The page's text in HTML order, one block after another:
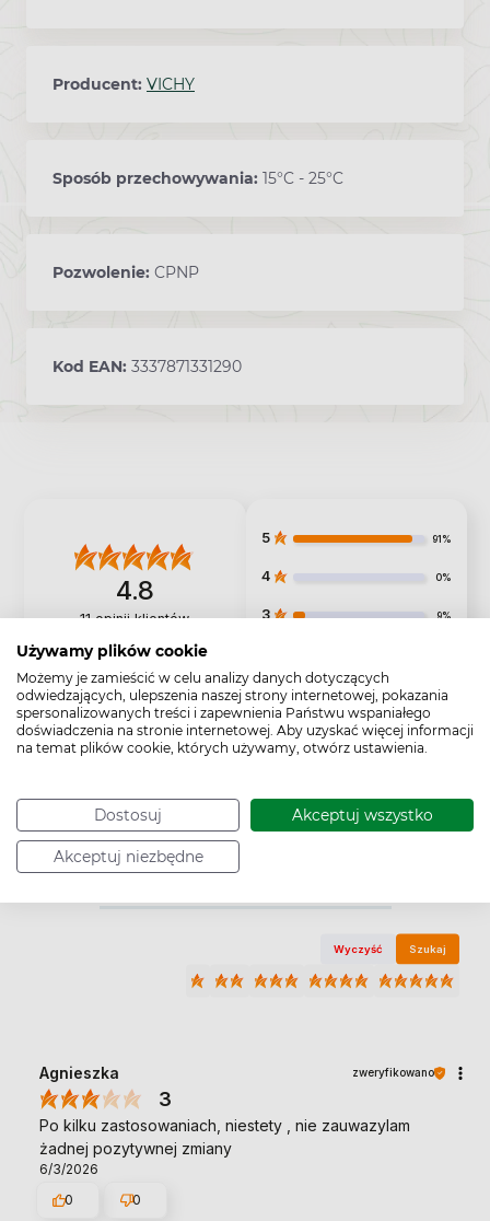
Używamy plików cookie
Możemy je zamieścić w celu analizy danych dotyczących
odwiedzających, ulepszenia naszej strony internetowej, pokazania
spersonalizowanych treści i zapewnienia Państwu wspaniałego
doświadczenia na stronie internetowej. Aby uzyskać więcej informacji
na temat plików cookie, których używamy, otwórz ustawienia.
Dostosuj Akceptuj wszystko
Akceptuj niezbędne
Producent: VICHY
Sposób przechowywania: 15°C - 25°C
Pozwolenie: CPNP
Kod EAN: 3337871331290
4.8
11opinii klientów
zebranych i zweryfikowanych przez
5 91%
4 0%
3 9%
1 0%
Jak zbieramy opinie?
Opinie klientów
Wyczyść Szukaj
Agnieszka zweryfikowano
3
Po kilku zastosowaniach, niestety , nie zauwazylam
żadnej pozytywnej zmiany
6/3/2026
0
0